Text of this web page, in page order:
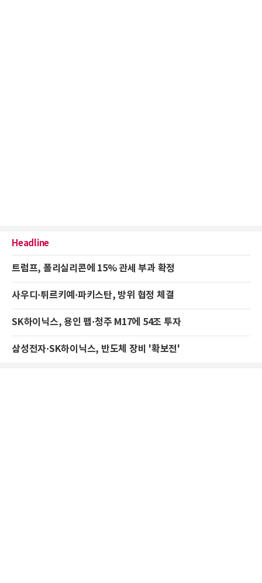
Headline
트럼프, 폴리실리콘에 15% 관세 부과 확정
사우디·튀르키예·파키스탄, 방위 협정 체결
SK하이닉스, 용인 팹·청주 M17에 54조 투자
삼성전자·SK하이닉스, 반도체 장비 '확보전'